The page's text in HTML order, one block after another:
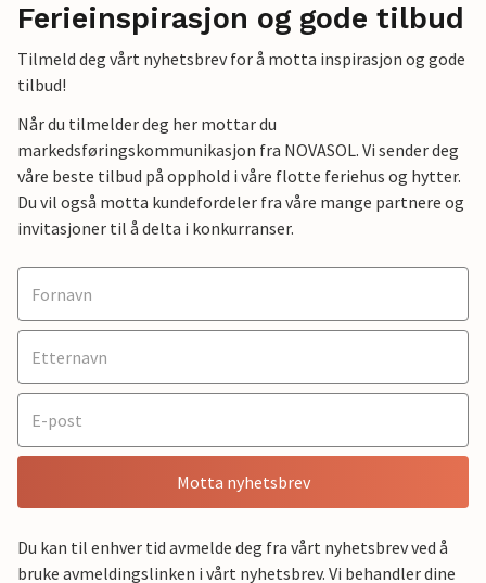
Ferieinspirasjon og gode tilbud
Tilmeld deg vårt nyhetsbrev for å motta inspirasjon og gode
tilbud!
Når du tilmelder deg her mottar du
markedsføringskommunikasjon fra NOVASOL. Vi sender deg
våre beste tilbud på opphold i våre flotte feriehus og hytter.
Du vil også motta kundefordeler fra våre mange partnere og
invitasjoner til å delta i konkurranser.
Motta nyhetsbrev
Du kan til enhver tid avmelde deg fra vårt nyhetsbrev ved å
bruke avmeldingslinken i vårt nyhetsbrev. Vi behandler dine